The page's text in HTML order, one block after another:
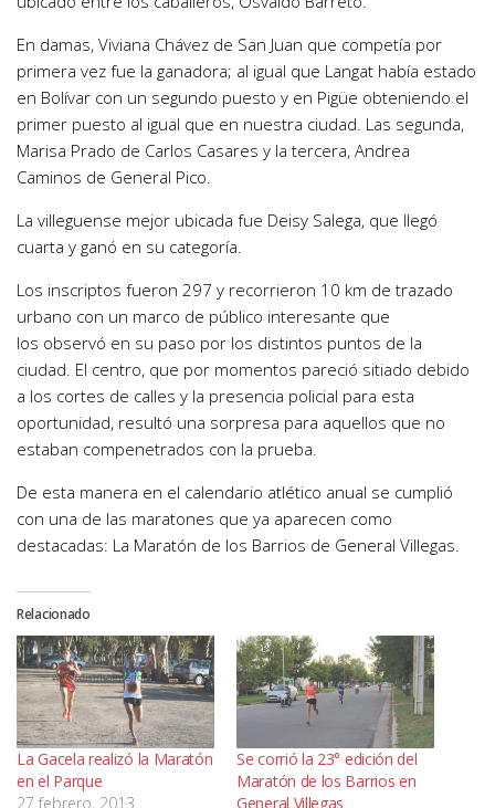
En damas, Viviana Chávez de San Juan que competía por
primera vez fue la ganadora; al igual que Langat había estado
en Bolívar con un segundo puesto y en Pigüe obteniendo el
primer puesto al igual que en nuestra ciudad. Las segunda,
Marisa Prado de Carlos Casares y la tercera, Andrea
Caminos de General Pico.
La villeguense mejor ubicada fue Deisy Salega, que llegó
cuarta y ganó en su categoría.
Los inscriptos fueron 297 y recorrieron 10 km de trazado
urbano con un marco de público interesante que
los observó en su paso por los distintos puntos de la
ciudad. El centro, que por momentos pareció sitiado debido
a los cortes de calles y la presencia policial para esta
oportunidad, resultó una sorpresa para aquellos que no
estaban compenetrados con la prueba.
De esta manera en el calendario atlético anual se cumplió
con una de las maratones que ya aparecen como
destacadas: La Maratón de los Barrios de General Villegas.
Relacionado
La Gacela realizó la Maratón
en el Parque
27 febrero, 2013
Se corrió la 23° edición del
Maratón de los Barrios en
General Villegas